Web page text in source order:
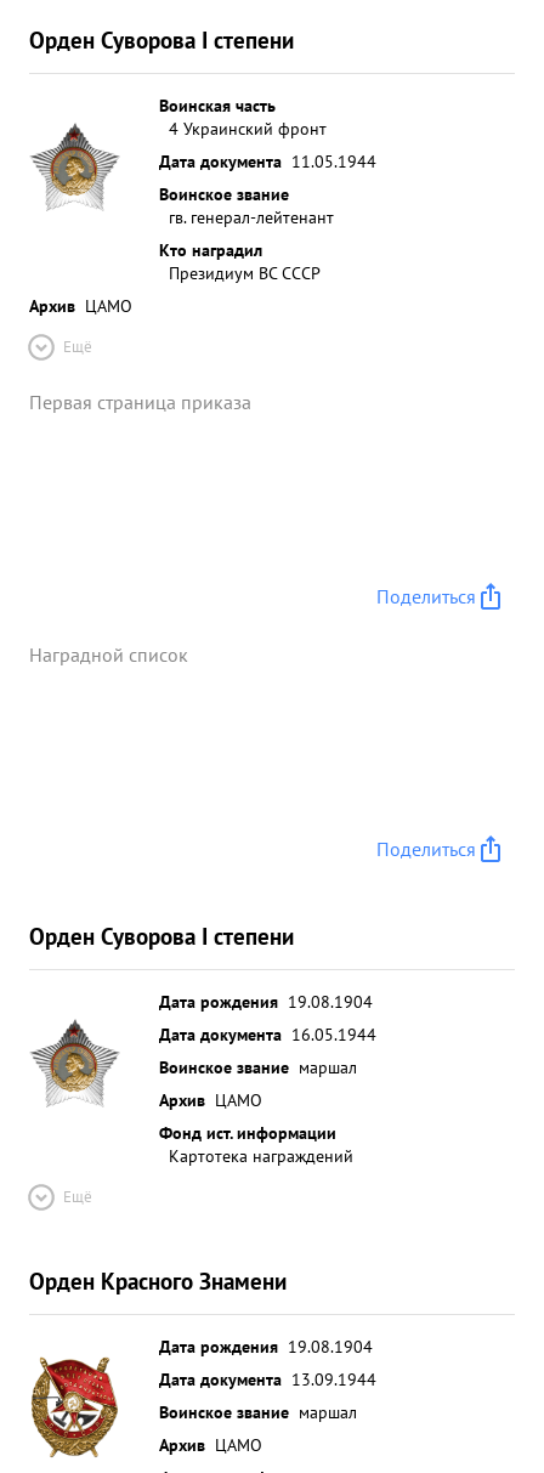
Орден Суворова I степени
Воинская часть
4 Украинский фронт
Дата документа 11.05.1944
Воинское звание
гв. генерал-лейтенант
Кто наградил
Президиум ВС СССР
Архив ЦАМО
Ещё
Первая страница приказа
Поделиться
Наградной список
Поделиться
Орден Суворова I степени
Дата рождения 19.08.1904
Дата документа 16.05.1944
Воинское звание маршал
Архив ЦАМО
Фонд ист. информации
Картотека награждений
Ещё
Орден Красного Знамени
Дата рождения 19.08.1904
Дата документа 13.09.1944
Воинское звание маршал
Архив ЦАМО